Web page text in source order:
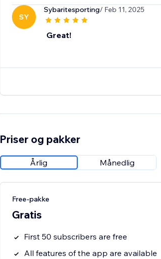
SY
Sybaritesporting/ Feb 11, 2025
Great!
Priser og pakker
Årlig Månedlig
Free-pakke
Gratis
First 50 subscribers are free
All features of the app are available